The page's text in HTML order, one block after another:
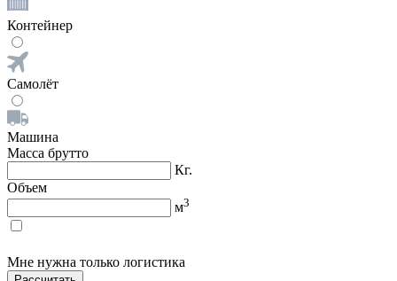
Контейнер
Самолёт
Машина
Масса брутто
Кг.
Объем
м3
Мне нужна только логистика